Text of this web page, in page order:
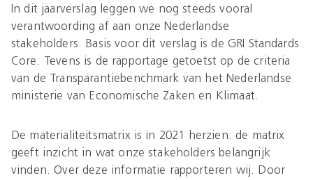
In dit jaarverslag leggen we nog steeds vooral
verantwoording af aan onze Nederlandse
stakeholders. Basis voor dit verslag is de GRI Standards
Core. Tevens is de rapportage getoetst op de criteria
van de Transparantiebenchmark van het Nederlandse
ministerie van Economische Zaken en Klimaat.
De materialiteitsmatrix is in 2021 herzien: de matrix
geeft inzicht in wat onze stakeholders belangrijk
vinden. Over deze informatie rapporteren wij. Door